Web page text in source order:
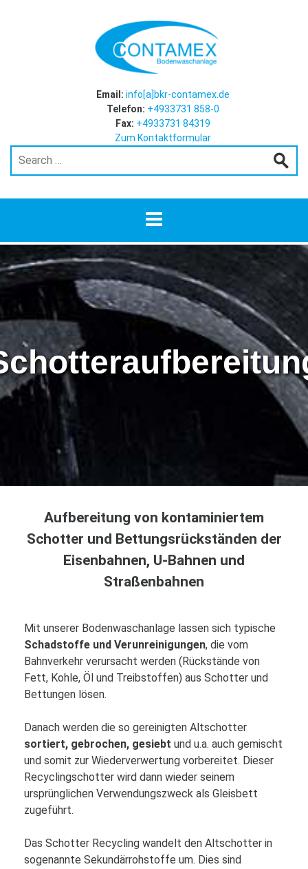
Email:info[a]bkr-contamex.de
Telefon: +4933731 858-0
Fax: +4933731 84319
Zum Kontaktformular
Aufbereitung von kontaminiertem
Schotter und Bettungsrückständen der
Eisenbahnen, U-Bahnen und
Straßenbahnen
Mit unserer Bodenwaschanlage lassen sich typische
Schadstoffe und Verunreinigungen, die vom
Bahnverkehr verursacht werden (Rückstände von
Fett, Kohle, Öl und Treibstoffen) aus Schotter und
Bettungen lösen.
Danach werden die so gereinigten Altschotter
sortiert, gebrochen, gesiebt und u.a. auch gemischt
und somit zur Wiederverwertung vorbereitet. Dieser
Recyclingschotter wird dann wieder seinem
ursprünglichen Verwendungszweck als Gleisbett
zugeführt.
Das Schotter Recycling wandelt den Altschotter in
sogenannte Sekundärrohstoffe um. Dies sind